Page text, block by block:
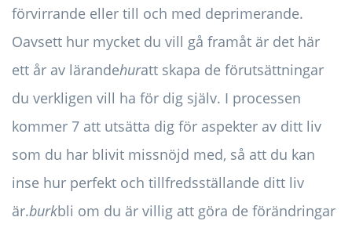
förvirrande eller till och med deprimerande.
Oavsett hur mycket du vill gå framåt är det här
ett år av lärandehuratt skapa de förutsättningar
du verkligen vill ha för dig själv. I processen
kommer 7 att utsätta dig för aspekter av ditt liv
som du har blivit missnöjd med, så att du kan
inse hur perfekt och tillfredsställande ditt liv
är.burkbli om du är villig att göra de förändringar